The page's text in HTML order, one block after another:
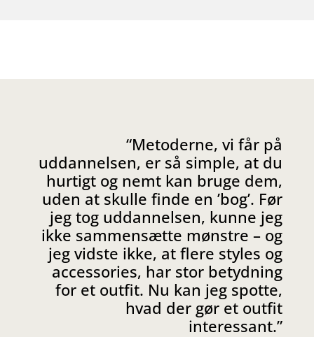
“Metoderne, vi får på
uddannelsen, er så simple, at du
hurtigt og nemt kan bruge dem,
uden at skulle finde en ’bog’. Før
jeg tog uddannelsen, kunne jeg
ikke sammensætte mønstre – og
jeg vidste ikke, at flere styles og
accessories, har stor betydning
for et outfit. Nu kan jeg spotte,
hvad der gør et outfit
interessant.”